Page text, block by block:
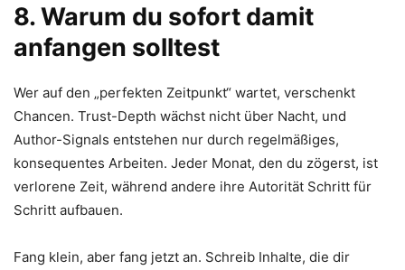
8. Warum du sofort damit
anfangen solltest
Wer auf den „perfekten Zeitpunkt“ wartet, verschenkt
Chancen. Trust-Depth wächst nicht über Nacht, und
Author-Signals entstehen nur durch regelmäßiges,
konsequentes Arbeiten. Jeder Monat, den du zögerst, ist
verlorene Zeit, während andere ihre Autorität Schritt für
Schritt aufbauen.
Fang klein, aber fang jetzt an. Schreib Inhalte, die dir